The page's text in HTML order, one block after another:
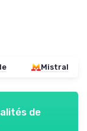
Mistral
de